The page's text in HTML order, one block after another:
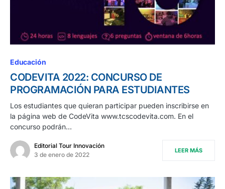
Educación
CODEVITA 2022: CONCURSO DE
PROGRAMACIÓN PARA ESTUDIANTES
Los estudiantes que quieran participar pueden inscribirse en
la página web de CodeVita www.tcscodevita.com. En el
concurso podrán…
Editorial Tour Innovación
3 de enero de 2022
LEER MÁS